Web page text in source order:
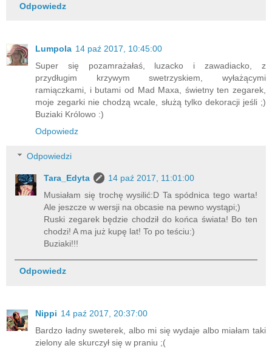
Odpowiedz
Lumpola 14 paź 2017, 10:45:00
Super się pozamrażałaś, luzacko i zawadiacko, z
przydługim krzywym swetrzyskiem, wyłażącymi
ramiączkami, i butami od Mad Maxa, świetny ten zegarek,
moje zegarki nie chodzą wcale, służą tylko dekoracji jeśli ;)
Buziaki Królowo :)
Odpowiedz
Odpowiedzi
Tara_Edyta
14 paź 2017, 11:01:00
Musiałam się trochę wysilić:D Ta spódnica tego warta!
Ale jeszcze w wersji na obcasie na pewno wystąpi;)
Ruski zegarek będzie chodził do końca świata! Bo ten
chodzi! A ma już kupę lat! To po teściu:)
Buziaki!!!
Odpowiedz
Nippi 14 paź 2017, 20:37:00
Bardzo ładny sweterek, albo mi się wydaje albo miałam taki
zielony ale skurczył się w praniu ;(